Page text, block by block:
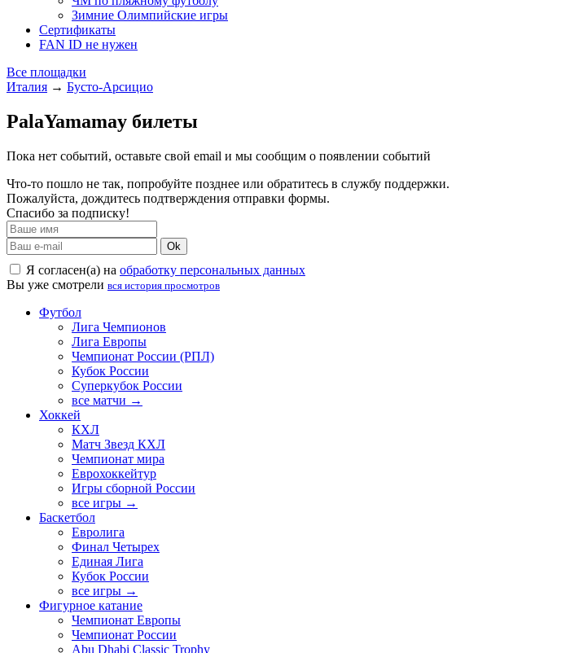
Зимние Олимпийские игры
Сертификаты
FAN ID не нужен
Все площадки
Италия → Бусто-Арсицио
PalaYamamay билеты
Пока нет событий, оставьте свой email и мы сообщим о появлении событий
Что-то пошло не так, попробуйте позднее или обратитесь в службу поддержки.
Пожалуйста, дождитесь подтверждения отправки формы.
Спасибо за подписку!
Ok
Я согласен(а) на обработку персональных данных
Вы уже смотрели вся история просмотров
Футбол
Лига Чемпионов
Лига Европы
Чемпионат России (РПЛ)
Кубок России
Суперкубок России
все матчи →
Хоккей
КХЛ
Матч Звезд КХЛ
Чемпионат мира
Еврохоккейтур
Игры сборной России
все игры →
Баскетбол
Евролига
Финал Четырех
Единая Лига
Кубок России
все игры →
Фигурное катание
Чемпионат Европы
Чемпионат России
Abu Dhabi Classic Trophy